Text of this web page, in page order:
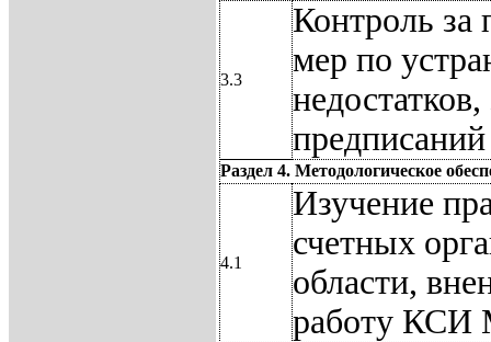
3.3
Контроль за
мер по
предписаний
Раздел 4. Методологическое
4.1
Изучение
счетных
области,
работу КСИ